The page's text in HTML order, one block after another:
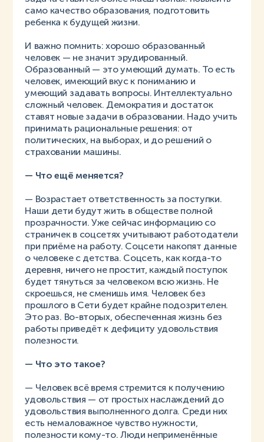
само качество образования, подготовить
ребенка к будущей жизни.
И важно помнить: хорошо образованный
человек — не значит эрудированный.
Образованный — это умеющий думать. То есть
человек, имеющий вкус к пониманию и
умеющий задавать вопросы. Интеллектуально
сложный человек. Демократия и достаток
ставят новые задачи в образовании. Надо учить
принимать рациональные решения: от
политических, на выборах, и до решений о
страховании машины.
— Что ещё меняется?
— Возрастает ответственность за поступки.
Наши дети будут жить в обществе полной
прозрачности. Уже сейчас информацию со
страничек в соцсетях учитывают работодатели
при приёме на работу. Соцсети накопят данные
о человеке с детства. Соцсеть, как когда-то
деревня, ничего не простит, каждый поступок
будет тянуться за человеком всю жизнь. Не
скроешься, не сменишь имя. Человек без
прошлого в Сети будет крайне подозрителен.
Это раз. Во-вторых, обеспеченная жизнь без
работы приведёт к дефициту удовольствия
полезности.
— Что это такое?
— Человек всё время стремится к получению
удовольствия — от простых наслаждений до
удовольствия выполненного долга. Среди них
есть немаловажное чувство нужности,
полезности кому-то. Люди неприменённые